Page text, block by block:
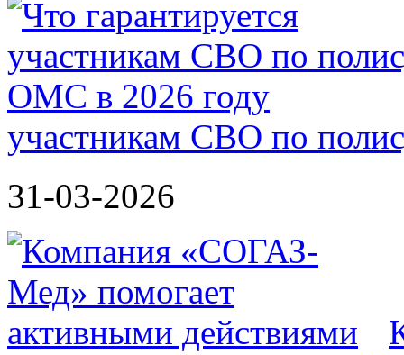
участникам СВО по
31-03-2026